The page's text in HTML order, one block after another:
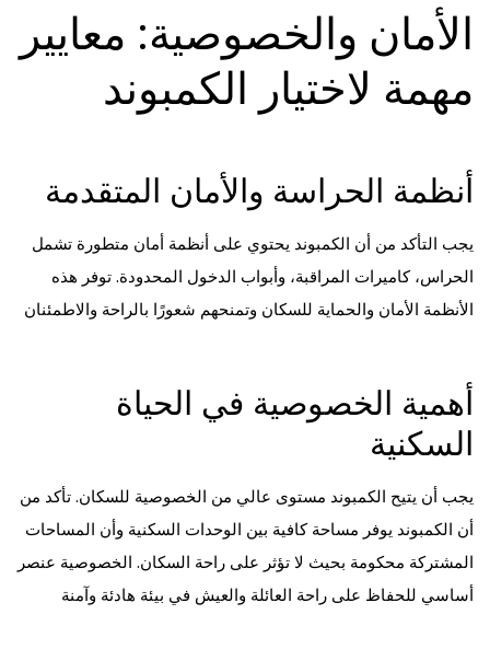
الأمان والخصوصية: معايير
مهمة لاختيار الكمبوند
أنظمة الحراسة والأمان المتقدمة
يجب التأكد من أن الكمبوند يحتوي على أنظمة أمان متطورة تشمل
الحراس، كاميرات المراقبة، وأبواب الدخول المحدودة. توفر هذه
الأنظمة الأمان والحماية للسكان وتمنحهم شعورًا بالراحة والاطمئنان
أهمية الخصوصية في الحياة
السكنية
يجب أن يتيح الكمبوند مستوى عالي من الخصوصية للسكان. تأكد من
أن الكمبوند يوفر مساحة كافية بين الوحدات السكنية وأن المساحات
المشتركة محكومة بحيث لا تؤثر على راحة السكان. الخصوصية عنصر
أساسي للحفاظ على راحة العائلة والعيش في بيئة هادئة وآمنة